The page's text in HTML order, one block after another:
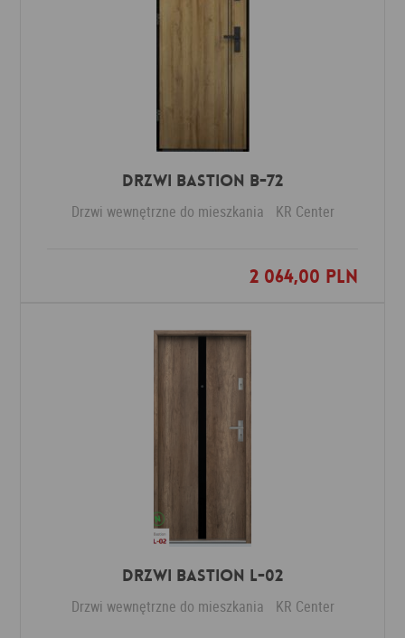
Drzwi Bastion B-72
Drzwi wewnętrzne do mieszkania KR Center
2 064,00 PLN
Dodaj do ulubionych
Drzwi Bastion L-02
Drzwi wewnętrzne do mieszkania KR Center